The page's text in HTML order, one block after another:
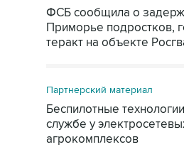
ФСБ сообщила о
Приморье подростков,
теракт на объекте
Партнерский материал
Беспилотные
службе у
агрокомплексов